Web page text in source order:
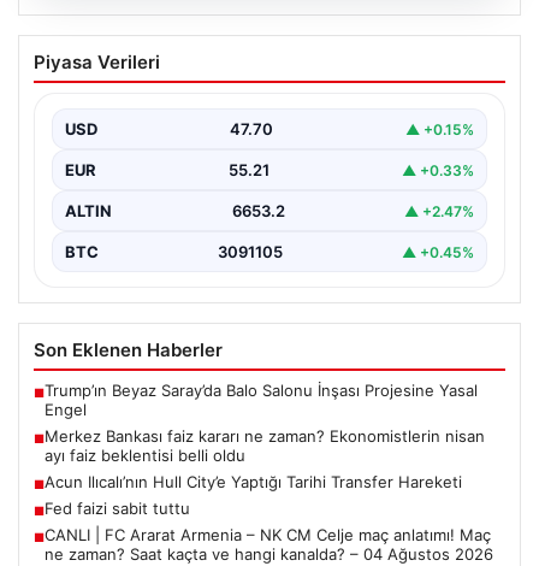
06.08.2026
Merkez Bankası faiz kararı ne zaman?
Ekonomistlerin nisan ayı faiz beklentisi
Piyasa Verileri
USD 47.70 ▲ +0.15%
EUR 55.21 ▲ +0.33%
ALTIN 6653.2 ▲ +2.47%
BTC 3091105 ▲ +0.45%
Son Eklenen Haberler
■Trump’ın Beyaz Saray’da Balo Salonu İnşası Projesine Yasal
Engel
■Merkez Bankası faiz kararı ne zaman? Ekonomistlerin nisan
ayı faiz beklentisi belli oldu
■Acun Ilıcalı’nın Hull City’e Yaptığı Tarihi Transfer Hareketi
■Fed faizi sabit tuttu
■CANLI | FC Ararat Armenia – NK CM Celje maç anlatımı! Maç
ne zaman? Saat kaçta ve hangi kanalda? – 04 Ağustos 2026